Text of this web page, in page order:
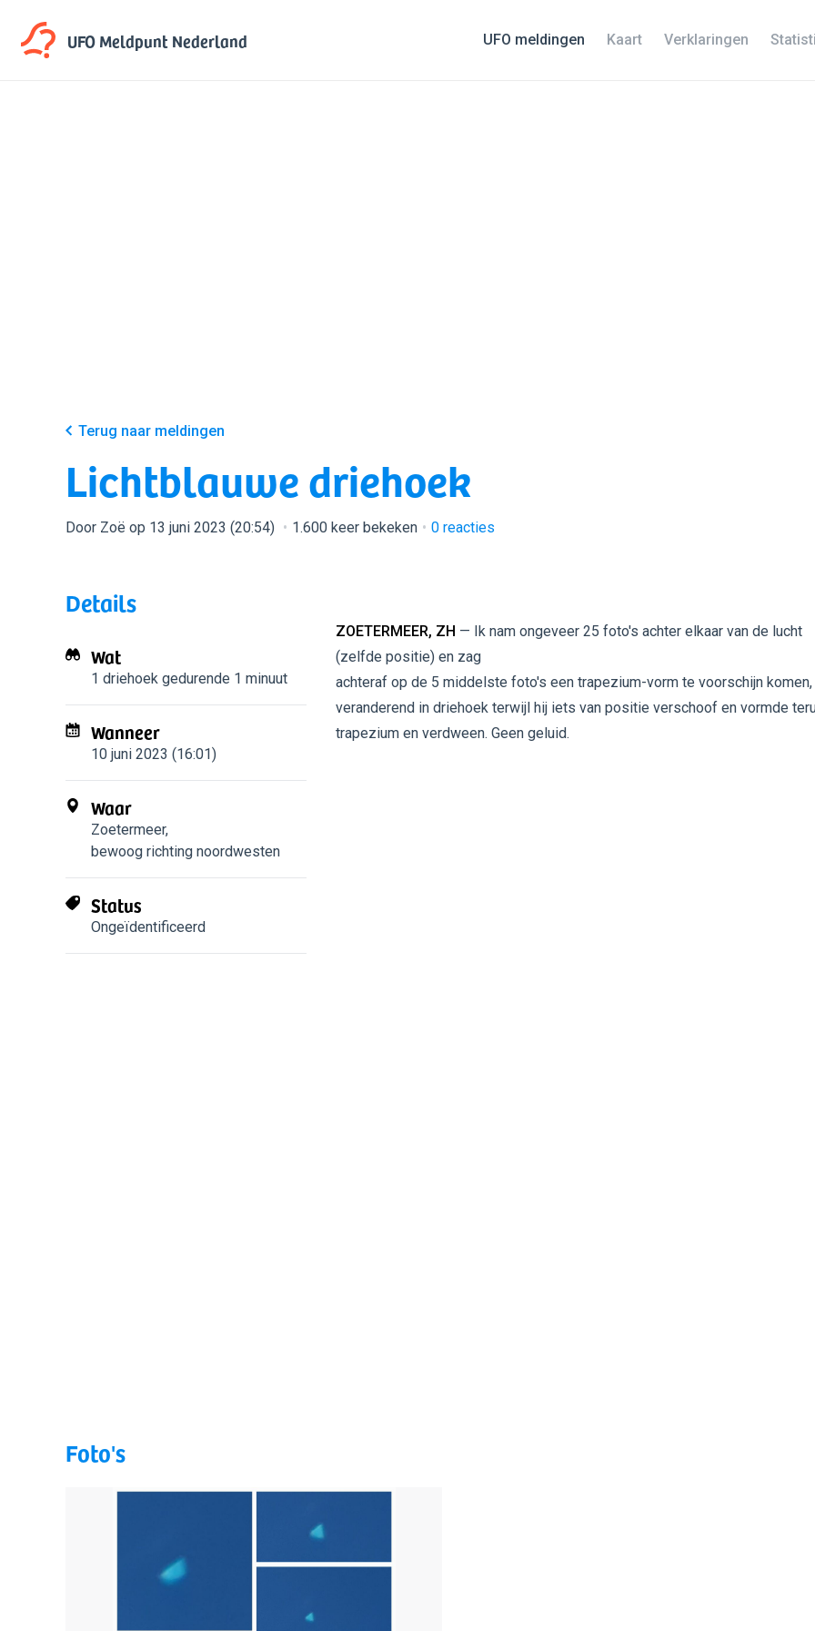
UFO MeldpuntNederland UFO meldingen Kaart Verklaringen
Terug naar meldingen
Lichtblauwe driehoek
Door Zoë op 13 juni 2023 (20:54) 1.600 keer bekeken 0 reacties
Details
Wat
1 driehoek gedurende 1 minuut
Wanneer
10 juni 2023 (16:01)
Waar
Zoetermeer,
bewoog richting noordwesten
Status
Ongeïdentificeerd
ZOETERMEER, ZH — Ik nam ongeveer 25 foto's achter elkaar van de lucht
(zelfde positie) en zag
achteraf op de 5 middelste foto's een trapezium-vorm te voorschijn komen,
veranderend in driehoek terwijl hij iets van positie verschoof en vormde
trapezium en verdween. Geen geluid.
Foto's